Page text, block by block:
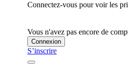
Connectez-vous pour voir les
Vous n'avez pas encore de
Connexion
S’inscrire